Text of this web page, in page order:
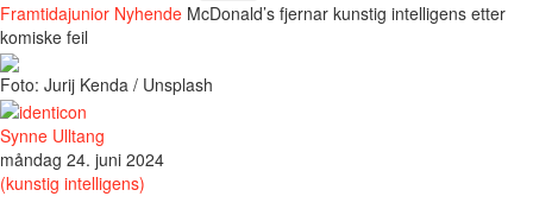
Framtidajunior Nyhende McDonald’s fjernar kunstig intelligens etter
komiske feil
Foto: Jurij Kenda / Unsplash
Synne Ulltang
måndag 24. juni 2024
(kunstig intelligens)